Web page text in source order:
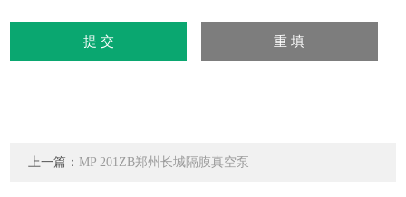
上一篇： MP 201ZB郑州长城隔膜真空泵